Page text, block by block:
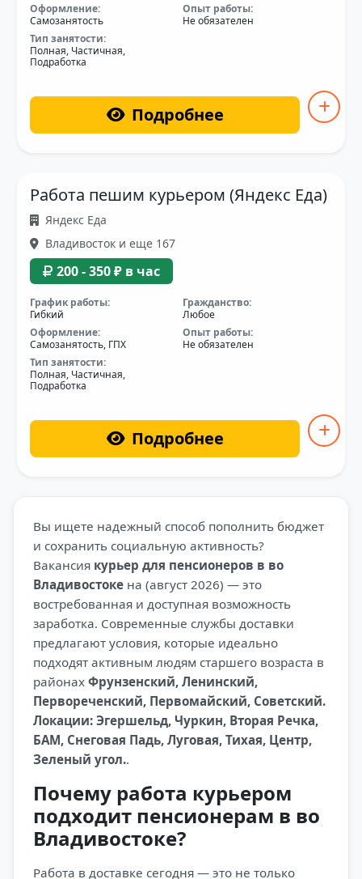
Оформление:
Самозанятость
Опыт работы:
Не обязателен
Тип занятости:
Полная, Частичная,
Подработка
Подробнее
Работа пешим курьером (Яндекс Еда)
Яндекс Еда
Владивосток и еще 167
200 - 350 ₽ в час
График работы:
Гибкий
Гражданство:
Любое
Оформление:
Самозанятость, ГПХ
Опыт работы:
Не обязателен
Тип занятости:
Полная, Частичная,
Подработка
Подробнее
Вы ищете надежный способ пополнить бюджет
и сохранить социальную активность?
Вакансия курьер для пенсионеров в во
Владивостоке на (август 2026) — это
востребованная и доступная возможность
заработка. Современные службы доставки
предлагают условия, которые идеально
подходят активным людям старшего возраста в
районах Фрунзенский, Ленинский,
Первореченский, Первомайский, Советский.
Локации: Эгершельд, Чуркин, Вторая Речка,
БАМ, Снеговая Падь, Луговая, Тихая, Центр,
Зеленый угол..
Почему работа курьером
подходит пенсионерам в во
Владивостоке?
Работа в доставке сегодня — это не только